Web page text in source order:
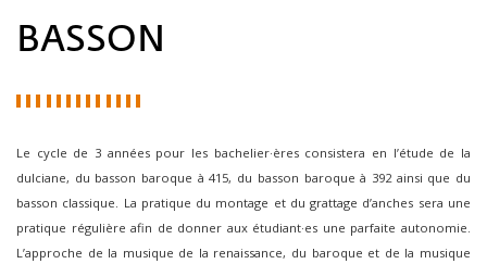
BASSON
Le cycle de 3 années pour les bachelier·ères consistera en l’étude de la
dulciane, du basson baroque à 415, du basson baroque à 392 ainsi que du
basson classique. La pratique du montage et du grattage d’anches sera une
pratique régulière afin de donner aux étudiant·es une parfaite autonomie.
L’approche de la musique de la renaissance, du baroque et de la musique